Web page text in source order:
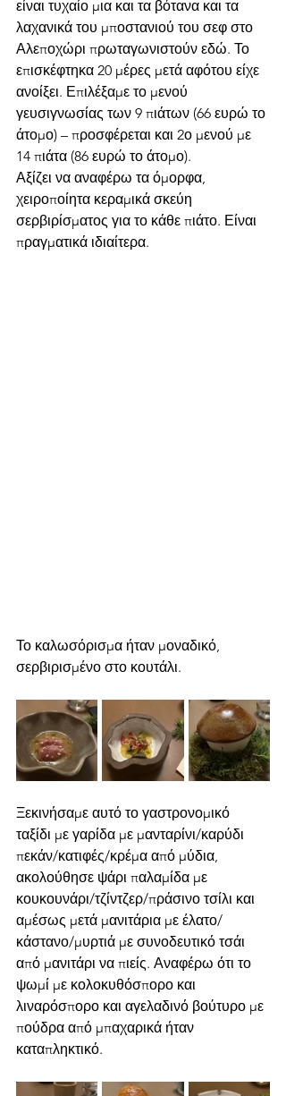
είναι τυχαίο μια και τα βότανα και τα
λαχανικά του μποστανιού του σεφ στο
Αλεποχώρι πρωταγωνιστούν εδώ. Το
επισκέφτηκα 20 μέρες μετά αφότου είχε
ανοίξει. Επιλέξαμε το μενού
γευσιγνωσίας των 9 πιάτων (66 ευρώ το
άτομο) – προσφέρεται και 2ο μενού με
14 πιάτα (86 ευρώ το άτομο).
Αξίζει να αναφέρω τα όμορφα,
χειροποίητα κεραμικά σκεύη
σερβιρίσματος για το κάθε πιάτο. Είναι
πραγματικά ιδιαίτερα.
Το καλωσόρισμα ήταν μοναδικό,
σερβιρισμένο στο κουτάλι.
Ξεκινήσαμε αυτό το γαστρονομικό
ταξίδι με γαρίδα με μανταρίνι/καρύδι
πεκάν/κατιφές/κρέμα από μύδια,
ακολούθησε ψάρι παλαμίδα με
κουκουνάρι/τζίντζερ/πράσινο τσίλι και
αμέσως μετά μανιτάρια με έλατο/
κάστανο/μυρτιά με συνοδευτικό τσάι
από μανιτάρι να πιείς. Αναφέρω ότι το
ψωμί με κολοκυθόσπορο και
λιναρόσπορο και αγελαδινό βούτυρο με
πούδρα από μπαχαρικά ήταν
καταπληκτικό.